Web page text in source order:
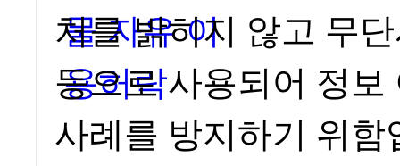
처를 밝히지 않고 무
등으로 사용되어 정
사례를 방지하기 위함